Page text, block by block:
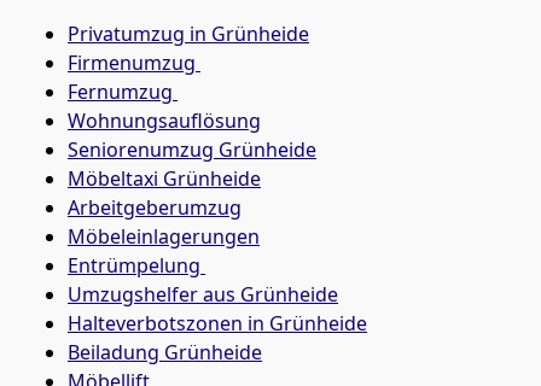
Privatumzug in Grünheide
Firmenumzug
Fernumzug
Wohnungsauflösung
Seniorenumzug Grünheide
Möbeltaxi Grünheide
Arbeitgeberumzug
Möbeleinlagerungen
Entrümpelung
Umzugshelfer aus Grünheide
Halteverbotszonen in Grünheide
Beiladung Grünheide